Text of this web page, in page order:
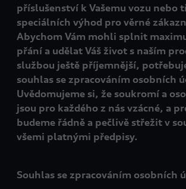
příslušenství k Vašemu vozu nebo
speciálních výhod pro věrné
Abychom Vám mohli splnit
přání a udělat Váš život s naším
službou ještě příjemnější,
souhlas se zpracováním osobních
Uvědomujeme si, že soukromí a
jsou pro každého z nás vzácné, a
budeme řádně a pečlivě střežit v
všemi platnými předpisy.
Souhlas se zpracováním osobních